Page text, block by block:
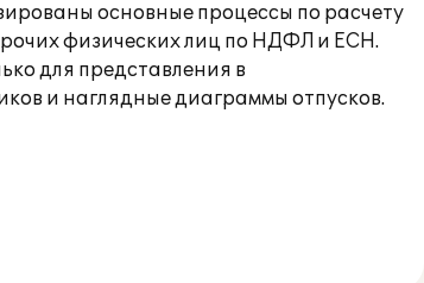
основные процессы по расчету
физических лиц по НДФЛ и ЕСН.
для представления в
и наглядные диаграммы отпусков.